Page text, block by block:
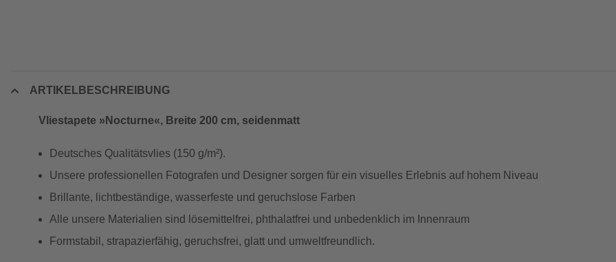
ARTIKELBESCHREIBUNG
Vliestapete »Nocturne«, Breite 200 cm, seidenmatt
Deutsches Qualitätsvlies (150 g/m²).
Unsere professionellen Fotografen und Designer sorgen für ein visuelles Erlebnis auf hohem Niveau
Brillante, lichtbeständige, wasserfeste und geruchslose Farben
Alle unsere Materialien sind lösemittelfrei, phthalatfrei und unbedenklich im Innenraum
Formstabil, strapazierfähig, geruchsfrei, glatt und umweltfreundlich.